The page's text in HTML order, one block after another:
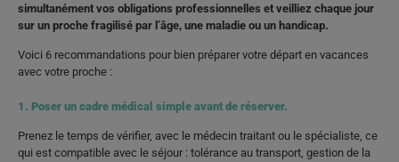
simultanément vos obligations professionnelles et veilliez chaque jour
sur un proche fragilisé par l’âge, une maladie ou un handicap.
Voici 6 recommandations pour bien préparer votre départ en vacances
avec votre proche :
1. Poser un cadre médical simple avant de réserver.
Prenez le temps de vérifier, avec le médecin traitant ou le spécialiste, ce
qui est compatible avec le séjour : tolérance au transport, gestion de la